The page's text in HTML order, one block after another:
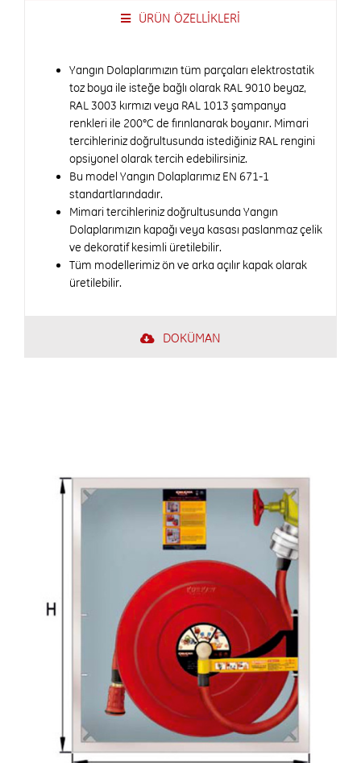
ÜRÜN ÖZELLİKLERİ
Yangın Dolaplarımızın tüm parçaları elektrostatik
toz boya ile isteğe bağlı olarak RAL 9010 beyaz,
RAL 3003 kırmızı veya RAL 1013 şampanya
renkleri ile 200°C de fırınlanarak boyanır. Mimari
tercihleriniz doğrultusunda istediğiniz RAL rengini
opsiyonel olarak tercih edebilirsiniz.
Bu model Yangın Dolaplarımız EN 671-1
standartlarındadır.
Mimari tercihleriniz doğrultusunda Yangın
Dolaplarımızın kapağı veya kasası paslanmaz çelik
ve dekoratif kesimli üretilebilir.
Tüm modellerimiz ön ve arka açılır kapak olarak
üretilebilir.
DOKÜMAN